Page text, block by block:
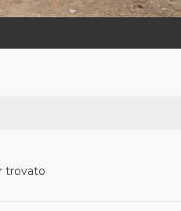
trovato